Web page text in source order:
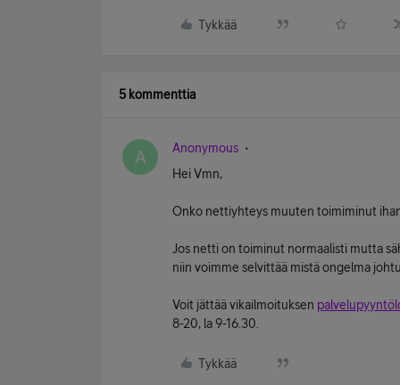
Tykkää
5 kommenttia
A Anonymous
Hei Vmn,
Onko nettiyhteys muuten toimiminut
Jos netti on toiminut normaalisti mutta
niin voimme selvittää mistä ongelma
Voit jättää vikailmoituksen
8-20, la 9-16.30.
Tykkää